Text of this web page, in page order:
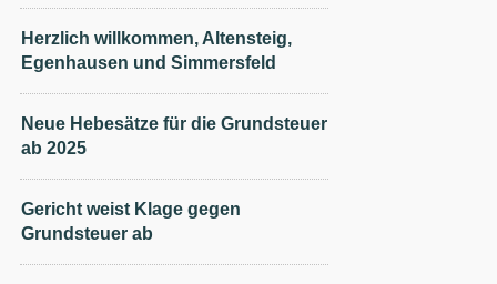
Herzlich willkommen, Altensteig,
Egenhausen und Simmersfeld
Neue Hebesätze für die Grundsteuer
ab 2025
Gericht weist Klage gegen
Grundsteuer ab